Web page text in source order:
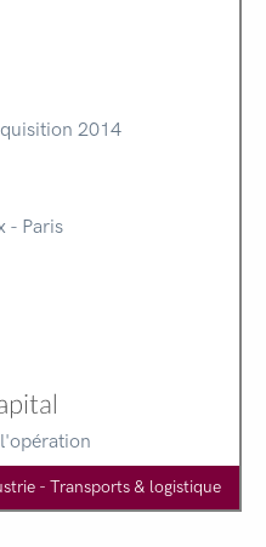
2014
- Paris
- Transports & logistique